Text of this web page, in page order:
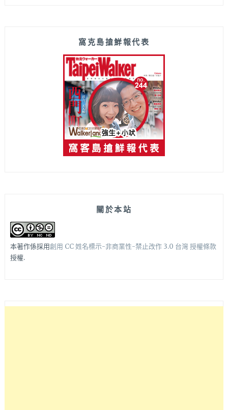
窩克島搶鮮報代表
關於本站
本著作係採用創用 CC 姓名標示-非商業性-禁止改作 3.0 台灣 授權條款
授權.